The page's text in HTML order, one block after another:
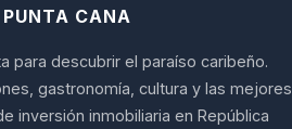
PUNTA CANA
para descubrir el paraíso caribeño.
gastronomía, cultura y las mejores
inversión inmobiliaria en República